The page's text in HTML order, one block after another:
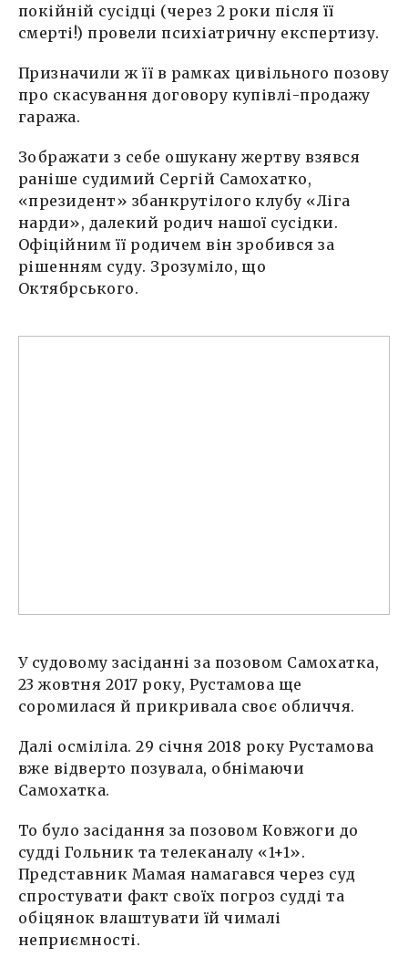
покійній сусідці (через 2 роки після її
смерті!) провели психіатричну експертизу.
Призначили ж її в рамках цивільного позову
про скасування договору купівлі-продажу
гаража.
Зображати з себе ошукану жертву взявся
раніше судимий Сергій Самохатко,
«президент» збанкрутілого клубу «Ліга
нарди», далекий родич нашої сусідки.
Офіційним її родичем він зробився за
рішенням суду. Зрозуміло, що
Октябрського.
У судовому засіданні за позовом Самохатка,
23 жовтня 2017 року, Рустамова ще
соромилася й прикривала своє обличчя.
Далі осміліла. 29 січня 2018 року Рустамова
вже відверто позувала, обнімаючи
Самохатка.
То було засідання за позовом Ковжоги до
судді Гольник та телеканалу «1+1».
Представник Мамая намагався через суд
спростувати факт своїх погроз судді та
обіцянок влаштувати їй чималі
неприємності.